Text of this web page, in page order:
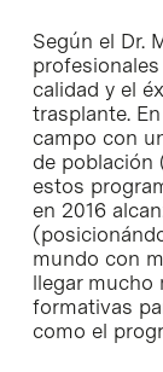
Según el Dr.
calidad y el
trasplante.
campo con
de población
estos
en 2016
mundo con
llegar mucho
formativas
como el